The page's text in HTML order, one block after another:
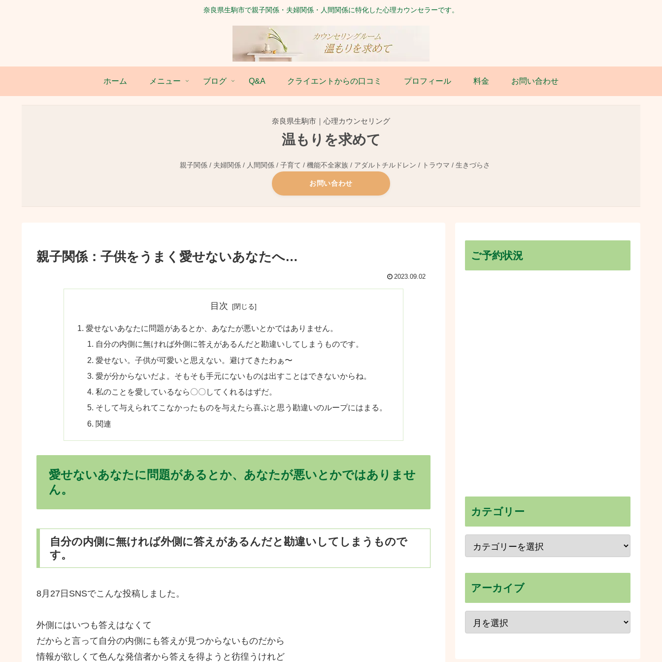
奈良県生駒市で親子関係・夫婦関係・人間関係に特化した心理カウンセラーです。
ホーム メニュー ブログ Q&A クライエントからの口コミ プロフィール 料金 お問い合わせ
奈良県生駒市｜心理カウンセリング
温もりを求めて
親子関係 / 夫婦関係 / 人間関係 / 子育て / 機能不全家族 / アダルトチルドレン / トラウマ / 生きづらさ
お問い合わせ
親子関係：子供をうまく愛せないあなたへ…
2023.09.02
目次
愛せないあなたに問題があるとか、あなたが悪いとかではありません。
自分の内側に無ければ外側に答えがあるんだと勘違いしてしまうものです。
愛せない。子供が可愛いと思えない。避けてきたわぁ〜
愛が分からないだよ。そもそも手元にないものは出すことはできないからね。
私のことを愛しているなら〇〇してくれるはずだ。
そして与えられてこなかったものを与えたら喜ぶと思う勘違いのループにはまる。
関連
愛せないあなたに問題があるとか、あなたが悪いとかではありませ
ん。
自分の内側に無ければ外側に答えがあるんだと勘違いしてしまうもので
す。
8月27日SNSでこんな投稿しました。
外側にはいつも答えはなくて
だからと言って自分の内側にも答えが見つからないものだから
情報が欲しくて色んな発信者から答えを得ようと彷徨うけれど
ご予約状況
カテゴリー
アーカイブ